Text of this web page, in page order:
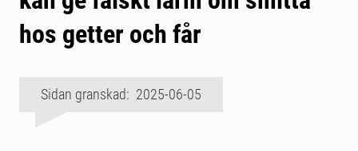
hos getter och får
Sidan granskad: 2025-06-05